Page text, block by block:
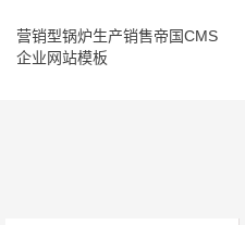
营销型锅炉生产销售帝国CMS
企业网站模板